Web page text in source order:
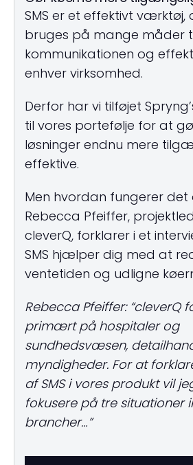
SMS er et effektivt værktøj,
bruges på mange måder
kommunikationen og
enhver virksomhed.
Derfor har vi tilføjet
til vores portefølje for at
løsninger endnu mere
effektive.
Men hvordan fungerer det
Rebecca Pfeiffer,
cleverQ, forklarer i et
SMS hjælper dig med at
ventetiden og udligne
Rebecca Pfeiffer: “cleverQ
primært på hospitaler og
sundhedsvæsen,
myndigheder. For at
af SMS i vores produkt vil
fokusere på tre situationer
brancher…”